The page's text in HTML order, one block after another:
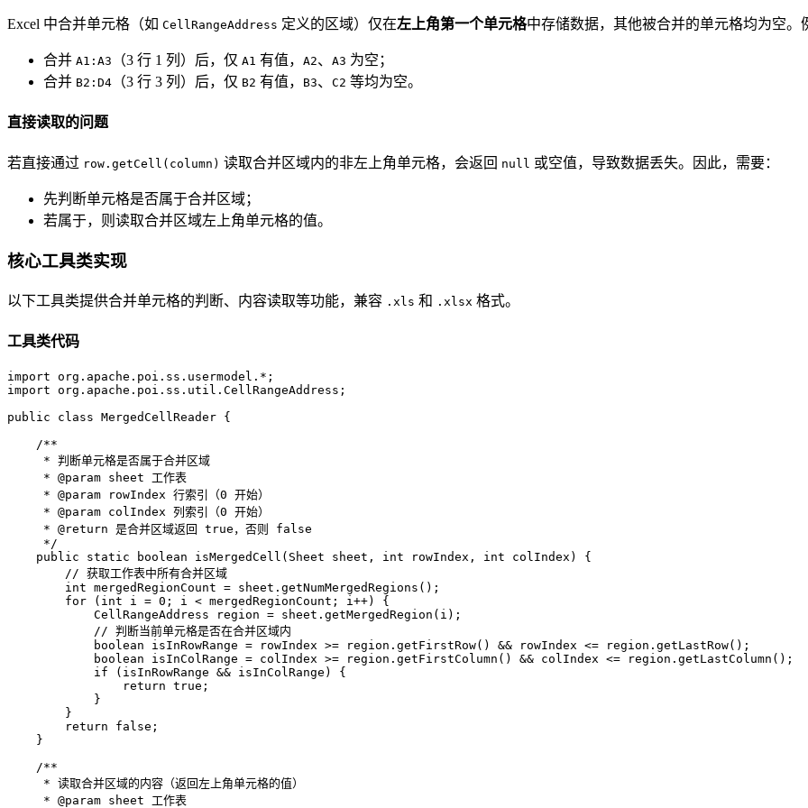
Excel 中合并单元格（如 CellRangeAddress 定义的区域）仅在左上角第一个单元格中存储数据，其他被合并的单元格均为空。
合并 A1:A3 （3 行 1 列）后，仅 A1 有值， A2、 A3 为空；
合并 B2:D4 （3 行 3 列）后，仅 B2 有值， B3、 C2 等均为空。
直接读取的问题
若直接通过 row.getCell(column) 读取合并区域内的非左上角单元格，会返回 null 或空值，导致数据丢失。因此，需要：
先判断单元格是否属于合并区域；
若属于，则读取合并区域左上角单元格的值。
核心工具类实现
以下工具类提供合并单元格的判断、内容读取等功能，兼容 .xls 和 .xlsx 格式。
工具类代码
import
import org.apache.poi.ss.util.CellRangeAddress;
public
class MergedCellReader {
/**
     * 判断单元格是否属于合并区域
     *
@param sheet 工作表
     *
@param rowIndex 行索引（0 开始）
     *
@param colIndex 列索引（0 开始）
     *
@return 是合并区域返回 true，否则 false
     */
public
static boolean isMergedCell (Sheet sheet, int rowIndex, int colIndex)
{
// 获取工作表中所有合并区域
int mergedRegionCount = sheet.getNumMergedRegions();
for ( int i = 0 ; i < mergedRegionCount; i++) {
CellRangeAddress
region = sheet.getMergedRegion(i);
// 判断当前单元格是否在合并区域内
boolean
isInRowRange = rowIndex >= region.getFirstRow() && rowIndex <= region.getLastRow();
boolean
isInColRange = colIndex >= region.getFirstColumn() && colIndex <= region.getLastColumn();
if (isInRowRange && isInColRange) {
return true ;
            }
        }
return
false ;
    }
/**
     * 读取合并区域的内容（返回左上角单元格的值）
     *
@param sheet 工作表